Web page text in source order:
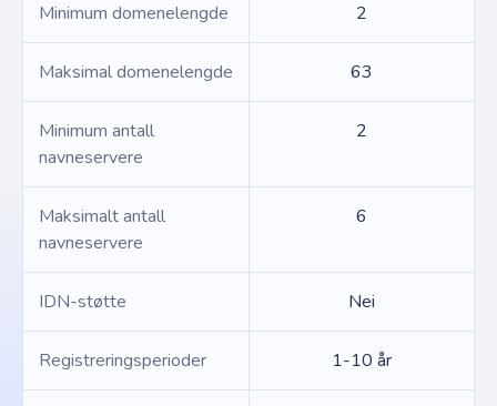
Minimum domenelengde 2
Maksimal domenelengde 63
Minimum antall
navneservere
2
Maksimalt antall
navneservere
6
IDN-støtte Nei
Registreringsperioder 1-10 år